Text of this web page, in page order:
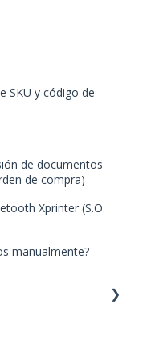
SKU y código de
de documentos
de compra)
Xprinter (S.O.
manualmente?